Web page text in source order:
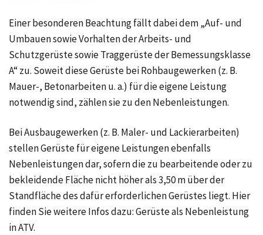
Einer besonderen Beachtung fällt dabei dem „Auf- und
Umbauen sowie Vorhalten der Arbeits- und
Schutzgerüste sowie Traggerüste der Bemessungsklasse
A“ zu. Soweit diese Gerüste bei Rohbaugewerken (z. B.
Mauer-, Betonarbeiten u. a.) für die eigene Leistung
notwendig sind, zählen sie zu den Nebenleistungen.
Bei Ausbaugewerken (z. B. Maler- und Lackierarbeiten)
stellen Gerüste für eigene Leistungen ebenfalls
Nebenleistungen dar, sofern die zu bearbeitende oder zu
bekleidende Fläche nicht höher als 3,50 m über der
Standfläche des dafür erforderlichen Gerüstes liegt. Hier
finden Sie weitere Infos dazu:Gerüste als Nebenleistung
in ATV.